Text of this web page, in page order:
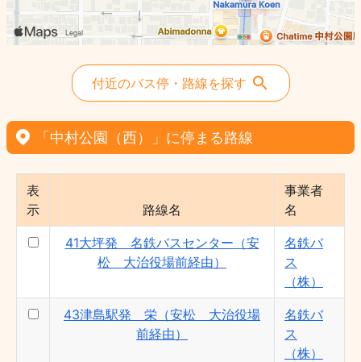
付近のバス停・路線を探す
「中村公園（西）」に停まる路線
表
示
路線名
事業者
名
41大坪発 名鉄バスセンター（安
松 大治役場前経由）
名鉄バ
ス
（株）
43津島駅発 栄（安松 大治役場
前経由）
名鉄バ
ス
（株）